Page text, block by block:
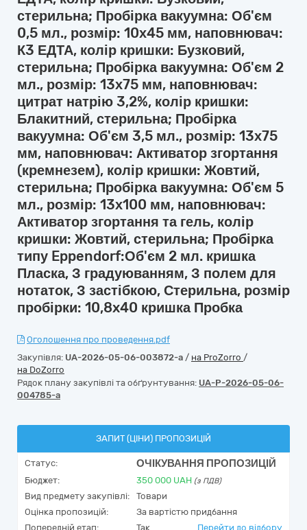
стерильна; Пробірка вакуумна: Об'єм
0,5 мл., розмір: 10х45 мм, наповнювач:
К3 ЕДТА, колір кришки: Бузковий,
стерильна; Пробірка вакуумна: Об'єм 2
мл., розмір: 13х75 мм, наповнювач:
цитрат натрію 3,2%, колір кришки:
Блакитний, стерильна; Пробірка
вакуумна: Об'єм 3,5 мл., розмір: 13х75
мм, наповнювач: Активатор згортання
(кремнезем), колір кришки: Жовтий,
стерильна; Пробірка вакуумна: Об'єм 5
мл., розмір: 13х100 мм, наповнювач:
Активатор згортання та гель, колір
кришки: Жовтий, стерильна; Пробірка
типу Eppendorf:Об'єм 2 мл. кришка
Пласка, З градуюванням, З полем для
нотаток, З застібкою, Стерильна, розмір
пробірки: 10,8x40 кришка Пробка
Оголошення про проведення.pdf
Закупівля: UA-2026-05-06-003872-a / на ProZorro /
на DoZorro
Рядок плану закупівлі та обґрунтування: UA-P-2026-05-06-
004785-a
ЗАПИТ (ЦІНИ) ПРОПОЗИЦІЙ
Статус: ОЧІКУВАННЯ ПРОПОЗИЦІЙ
Бюджет: 350 000 UAH (з ПДВ)
Вид предмету закупівлі:
Товари
Оцінка пропозицій:
За вартістю придбання
Попередній етап:
Так Перейти до відбору